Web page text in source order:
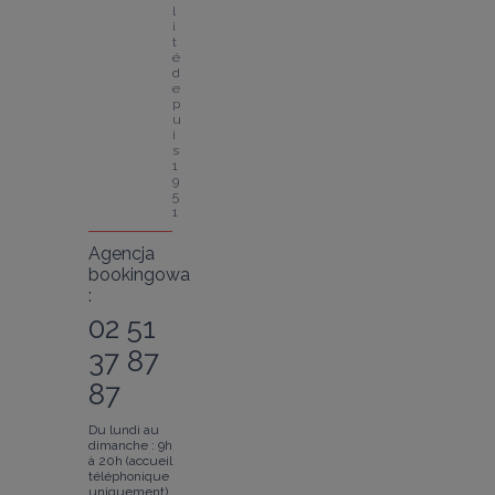
l
i
t
é
d
e
p
u
i
s
1
9
5
1
Agencja
bookingowa
:
02 51
37 87
87
Du lundi au
dimanche : 9h
à 20h (accueil
téléphonique